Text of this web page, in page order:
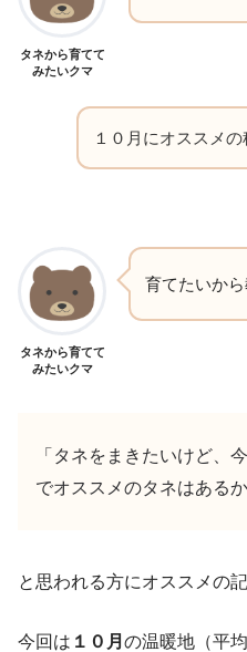
タネから育てて
みたいクマ
１０月にオススメ
タネから育てて
みたいクマ
育てたいか
「タネをまきたいけど、
でオススメのタネはあるか
と思われる方にオススメの記
今回は １０月 の温暖地（平